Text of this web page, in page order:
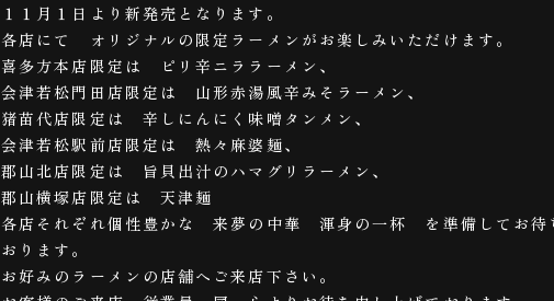
１１月１日より新発売となります。
各店にて オリジナルの限定ラーメンがお楽しみいただけます。
喜多方本店限定は ピリ辛ニララーメン、
会津若松門田店限定は 山形赤湯風辛みそラーメン、
猪苗代店限定は 辛しにんにく味噌タンメン、
会津若松駅前店限定は 熱々麻婆麺、
郡山北店限定は 旨貝出汁のハマグリラーメン、
郡山横塚店限定は 天津麺
各店それぞれ個性豊かな 来夢の中華 渾身の一杯 を準備してお待
おります。
お好みのラーメンの店舗へご来店下さい。